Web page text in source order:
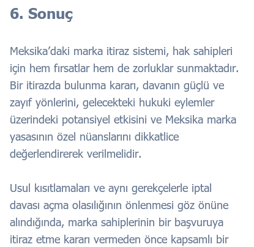
6. Sonuç
Meksika’daki marka itiraz sistemi, hak sahipleri
için hem fırsatlar hem de zorluklar sunmaktadır.
Bir itirazda bulunma kararı, davanın güçlü ve
zayıf yönlerini, gelecekteki hukuki eylemler
üzerindeki potansiyel etkisini ve Meksika marka
yasasının özel nüanslarını dikkatlice
değerlendirerek verilmelidir.
Usul kısıtlamaları ve aynı gerekçelerle iptal
davası açma olasılığının önlenmesi göz önüne
alındığında, marka sahiplerinin bir başvuruya
itiraz etme kararı vermeden önce kapsamlı bir